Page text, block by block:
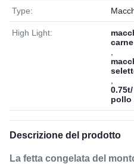
Type:
High Light:
pollo
Descrizione del prodotto
La fetta congelata del